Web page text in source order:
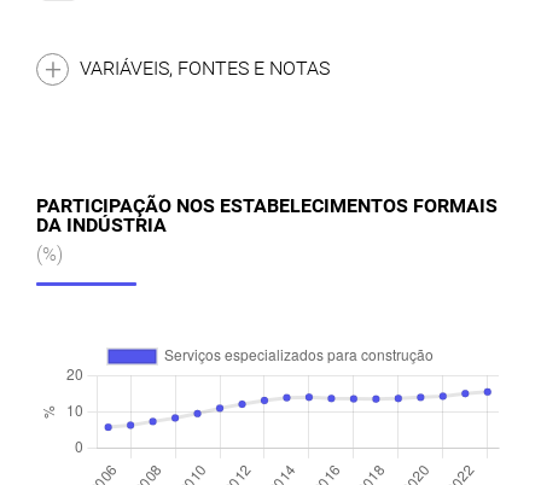
VARIÁVEIS, FONTES E NOTAS
PARTICIPAÇÃO NOS ESTABELECIMENTOS FORMAIS
DA INDÚSTRIA
(%)